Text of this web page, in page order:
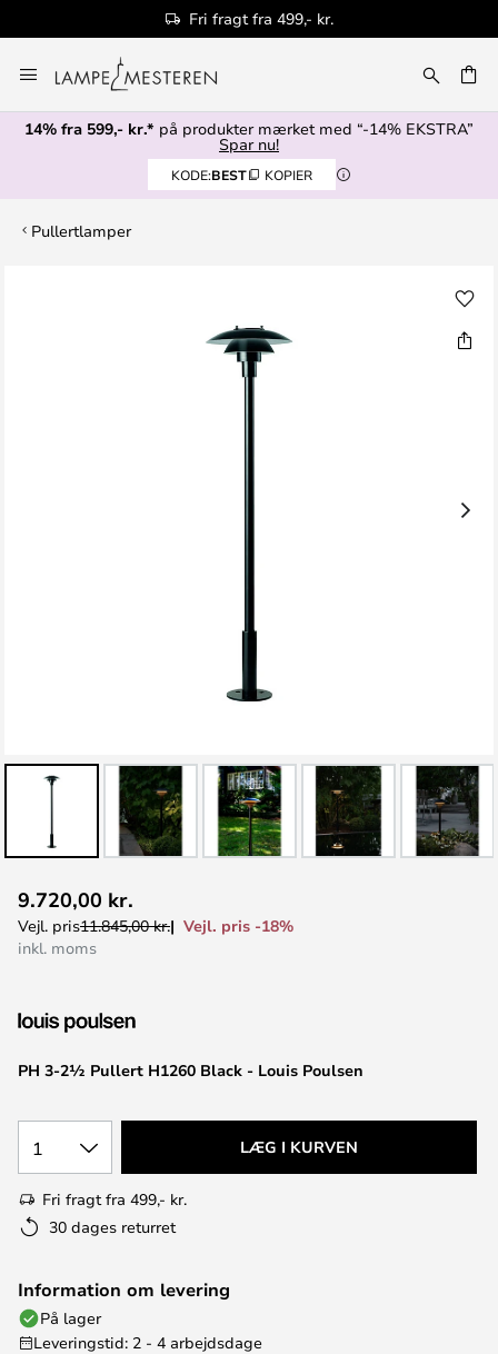
Fri fragt fra 499,- kr.
to
Content
14% fra 599,- kr.* på produkter mærket med “-14% EKSTRA”
Spar nu!
KODE:BEST KOPIER
Pullertlamper
til
starten
PH 3-2½ Pullert H1260 Black - Louis Poulsen
9.720,00 kr.
Vejl. pris11.845,00 kr.
Vejl. pris -18%
inkl. moms
1 LÆG I KURVEN
Fri fragt fra 499,- kr.
30 dages returret
Information om levering
På lager
Leveringstid: 2 - 4 arbejdsdage